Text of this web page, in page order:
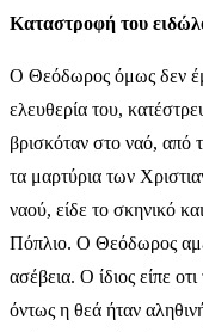
Καταστροφή του
Ο Θεόδωρος όμως δεν
ελευθερία του,
βρισκόταν στο ναό, από
τα μαρτύρια των
ναού, είδε το σκηνικό
Πόπλιο. Ο Θεόδωρος
ασέβεια. Ο ίδιος είπε
όντως η θεά ήταν